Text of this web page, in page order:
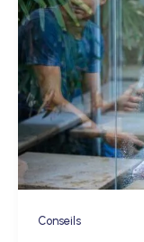
Conseils